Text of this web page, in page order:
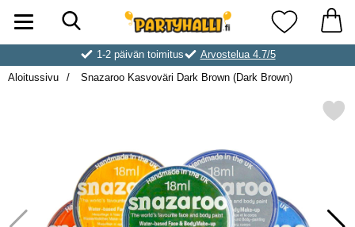
Ostoskori laajennettu Partyhallen AB
Suosikkini
1-2 päivän toimitus
Arvostelua 4.7/5
Aloitussivu
Snazaroo Kasvoväri Dark Brown (Dark Brown)
Merkitse snazaroo Kasvoväri Dark